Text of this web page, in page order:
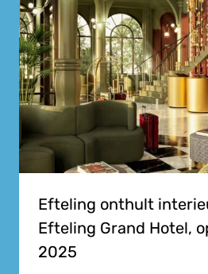
Efteling onthult
Efteling Grand Hotel,
2025